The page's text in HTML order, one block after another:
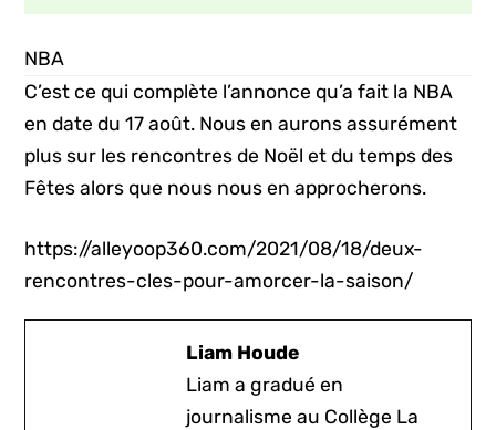
NBA
C’est ce qui complète l’annonce qu’a fait la NBA
en date du 17 août. Nous en aurons assurément
plus sur les rencontres de Noël et du temps des
Fêtes alors que nous nous en approcherons.
https://alleyoop360.com/2021/08/18/deux-
rencontres-cles-pour-amorcer-la-saison/
Liam Houde
Liam a gradué en
journalisme au Collège La